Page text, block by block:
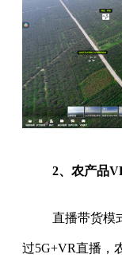
2、农产品
直播带货模
过5G+VR直播，